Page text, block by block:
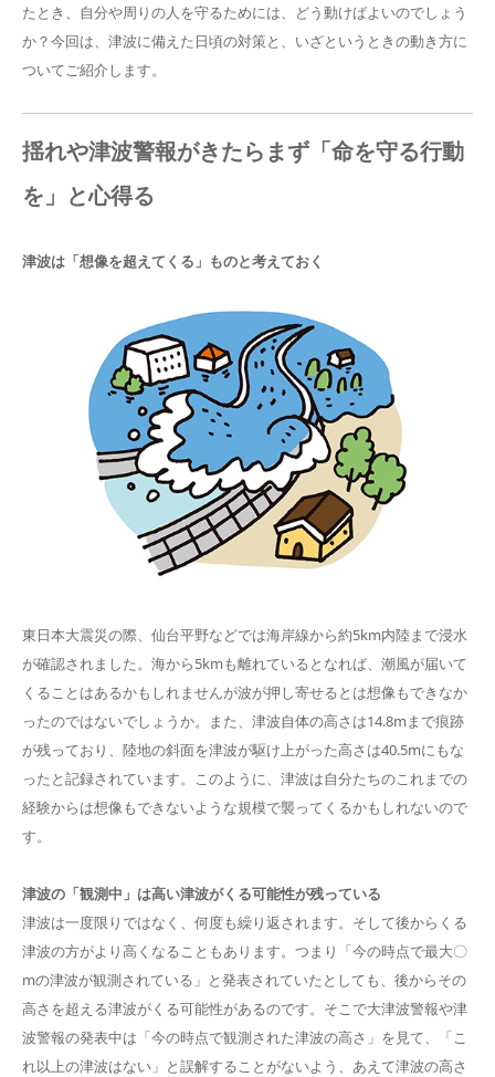
たとき、自分や周りの人を守るためには、どう動けばよいのでしょう
か？今回は、津波に備えた日頃の対策と、いざというときの動き方に
ついてご紹介します。
揺れや津波警報がきたらまず「命を守る行動
を」と心得る
津波は「想像を超えてくる」ものと考えておく
東日本大震災の際、仙台平野などでは海岸線から約5km内陸まで浸水
が確認されました。海から5kmも離れているとなれば、潮風が届いて
くることはあるかもしれませんが波が押し寄せるとは想像もできなか
ったのではないでしょうか。また、津波自体の高さは14.8mまで痕跡
が残っており、陸地の斜面を津波が駆け上がった高さは40.5mにもな
ったと記録されています。このように、津波は自分たちのこれまでの
経験からは想像もできないような規模で襲ってくるかもしれないので
す。
津波の「観測中」は高い津波がくる可能性が残っている
津波は一度限りではなく、何度も繰り返されます。そして後からくる
津波の方がより高くなることもあります。つまり「今の時点で最大〇
mの津波が観測されている」と発表されていたとしても、後からその
高さを超える津波がくる可能性があるのです。そこで大津波警報や津
波警報の発表中は「今の時点で観測された津波の高さ」を見て、「こ
れ以上の津波はない」と誤解することがないよう、あえて津波の高さ